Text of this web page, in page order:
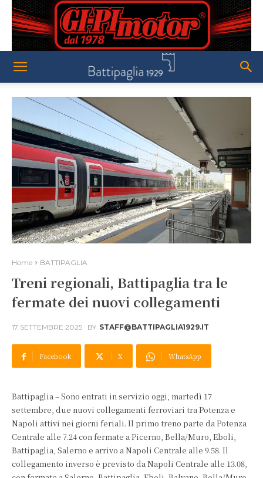
Home BATTIPAGLIA
Treni regionali, Battipaglia tra le
fermate dei nuovi collegamenti
17 SETTEMBRE 2025 BY STAFF@BATTIPAGLIA1929.IT
Facebook X WhatsApp
Battipaglia – Sono entrati in servizio oggi, martedì 17
settembre, due nuovi collegamenti ferroviari tra Potenza e
Napoli attivi nei giorni feriali. Il primo treno parte da Potenza
Centrale alle 7.24 con fermate a Picerno, Bella/Muro, Eboli,
Battipaglia, Salerno e arrivo a Napoli Centrale alle 9.58. Il
collegamento inverso è previsto da Napoli Centrale alle 13.08,